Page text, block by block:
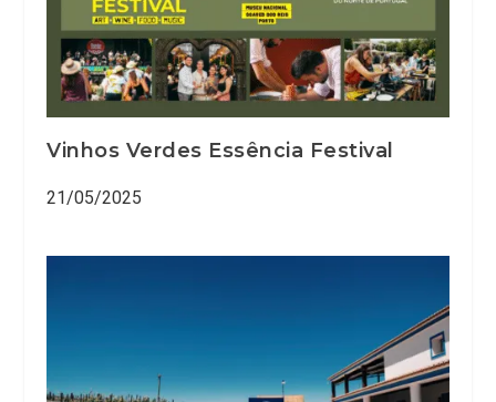
Vinhos Verdes Essência Festival
21/05/2025